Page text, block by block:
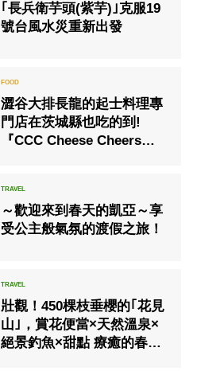
｢長兵衛芋頭(紫芋)｣克服19
號台風水災重新出發
澀谷大排長龍的起士料理專
門店在茨城縣也吃的到!
『CCC Cheese Cheers
～歡迎來到春天的凱亞～享
受公主般氣氛的渡假之旅！
壯觀！450棵枝垂櫻的｢花見
山｣，賞花便當×天然溫泉×
絕景釣魚×甜點 療癒的春之